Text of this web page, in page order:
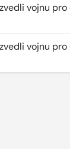
vojnu pro
vojnu pro